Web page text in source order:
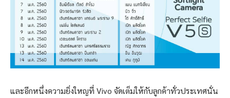
และอีกหนึ่งความยิ่งใหญที่ Vivo จัดเต็มให้กับลูกค้าทั่วประเทศนั่น